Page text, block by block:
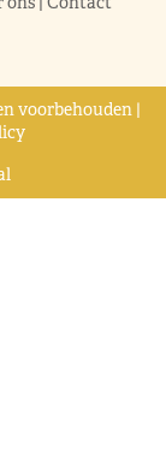
voorbehouden |